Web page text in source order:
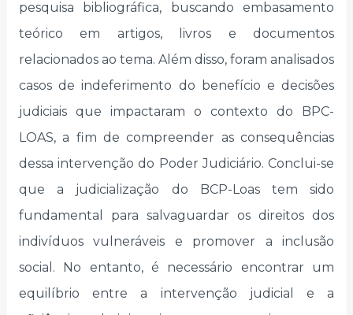
pesquisa bibliográfica, buscando embasamento
teórico em artigos, livros e documentos
relacionados ao tema. Além disso, foram analisados
casos de indeferimento do benefício e decisões
judiciais que impactaram o contexto do BPC-
LOAS, a fim de compreender as consequências
dessa intervenção do Poder Judiciário. Conclui-se
que a judicialização do BCP-Loas tem sido
fundamental para salvaguardar os direitos dos
indivíduos vulneráveis e promover a inclusão
social. No entanto, é necessário encontrar um
equilíbrio entre a intervenção judicial e a